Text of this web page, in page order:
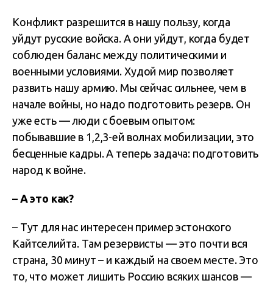
Конфликт разрешится в нашу пользу, когда
уйдут русские войска. А они уйдут, когда будет
соблюден баланс между политическими и
военными условиями. Худой мир позволяет
развить нашу армию. Мы сейчас сильнее, чем в
начале войны, но надо подготовить резерв. Он
уже есть — люди с боевым опытом:
побывавшие в 1,2,3-ей волнах мобилизации, это
бесценные кадры. А теперь задача: подготовить
народ к войне.
– А это как?
– Тут для нас интересен пример эстонского
Кайтселийта. Там резервисты — это почти вся
страна, 30 минут – и каждый на своем месте. Это
то, что может лишить Россию всяких шансов —